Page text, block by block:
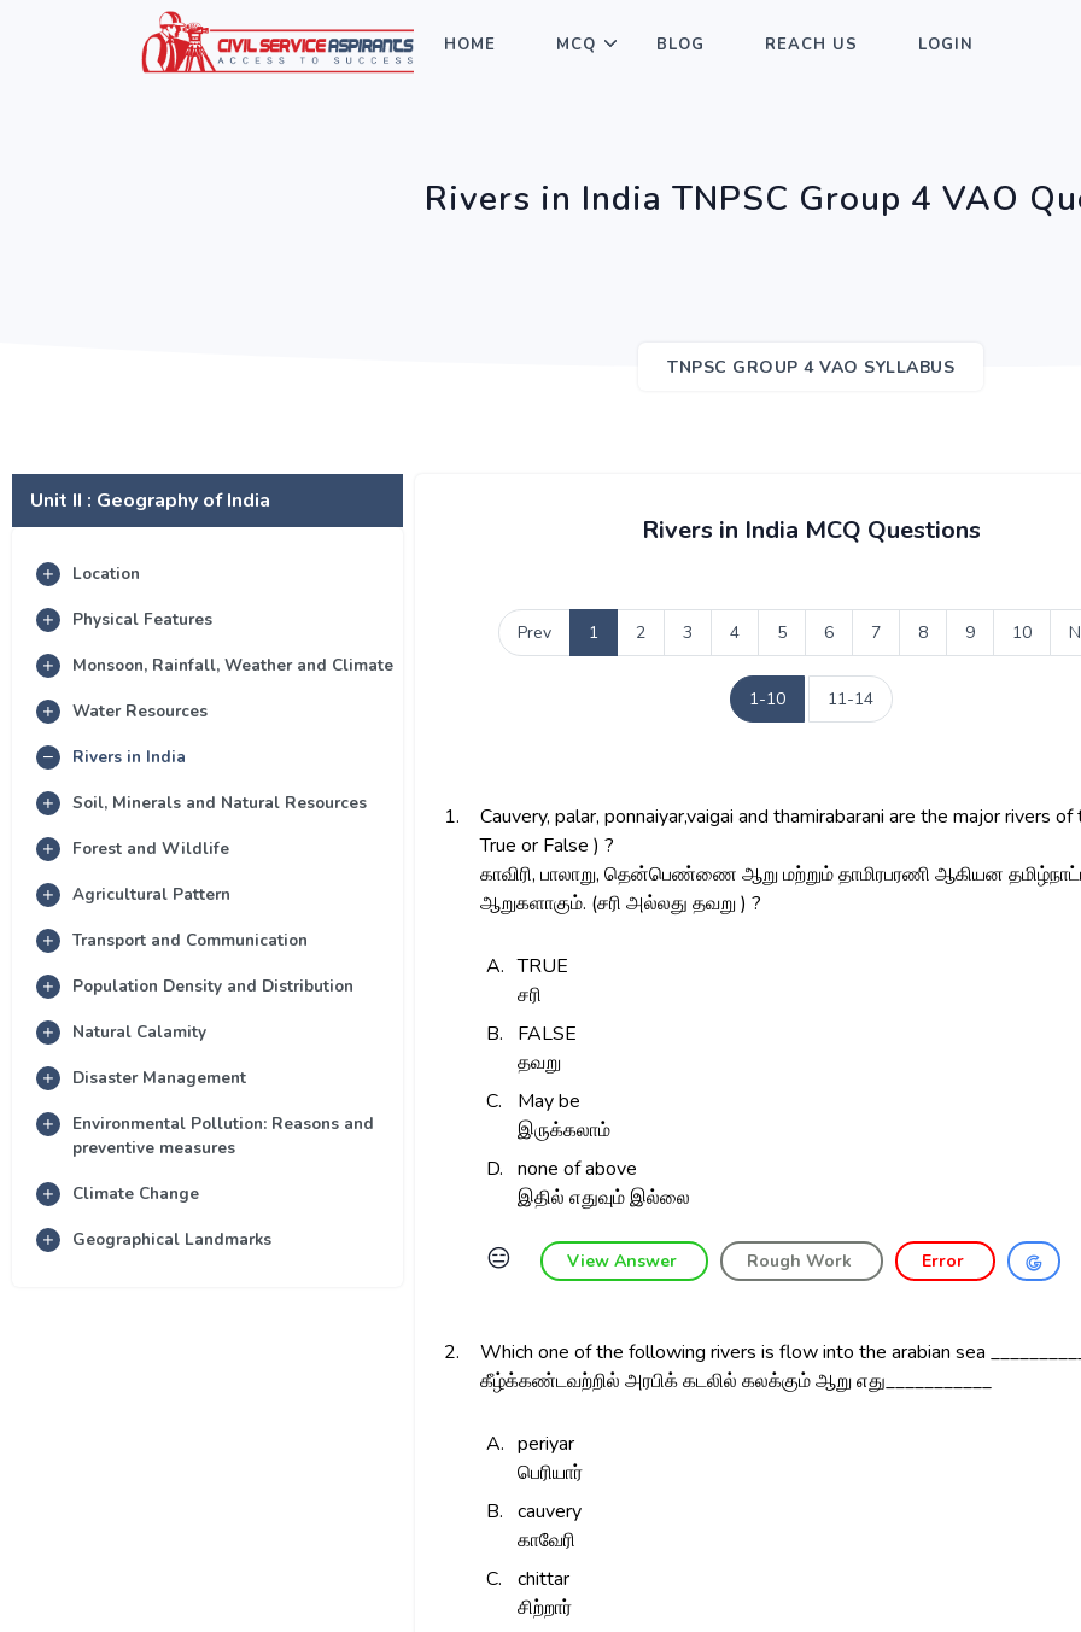
HOME MCQ BLOG REACH US LOGIN
Rivers in India TNPSC Group 4 VAO
TNPSC GROUP 4 VAO SYLLABUS
Unit II : Geography of India
Location
Physical Features
Monsoon, Rainfall, Weather and Climate
Water Resources
Rivers in India
Soil, Minerals and Natural Resources
Forest and Wildlife
Agricultural Pattern
Transport and Communication
Population Density and Distribution
Natural Calamity
Disaster Management
Environmental Pollution: Reasons and
preventive measures
Climate Change
Geographical Landmarks
Rivers in India MCQ Questions
Prev 1 2 3 4 5 6 7 8 9 10
1-10 11-14
1.
Cauvery, palar, ponnaiyar,vaigai and thamirabarani are the major rivers of
True or False ) ?
காவிரி, பாலாறு, தென்பெண்ணை ஆறு மற்றும் தாமிரபரணி ஆகியன
ஆறுகளாகும். (சரி அல்லது தவறு ) ?
A. TRUE
சரி
B.
FALSE
தவறு
C.
May be
இருக்கலாம்
D.
none of above
இதில் எதுவும் இல்லை
😑 View Answer Rough Work Error
2.
Which one of the following rivers is flow into the arabian sea
கீழ்க்கண்டவற்றில் அரபிக் கடலில் கலக்கும் ஆறு எது___________
A. periyar
பெரியார்
B.
cauvery
காவேரி
C.
chittar
சிற்றார்